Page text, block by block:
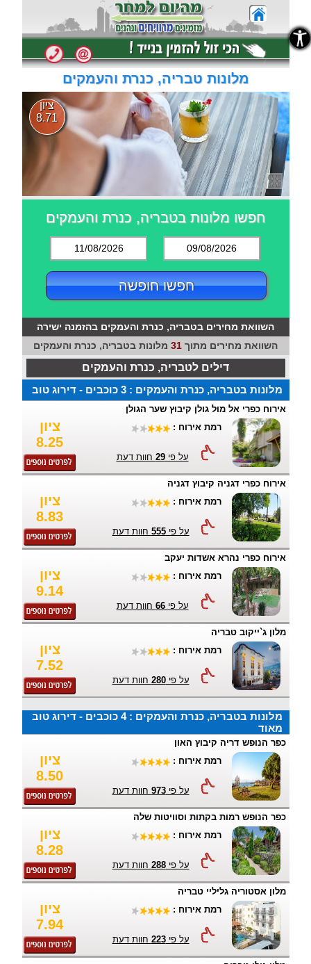
מלונות טבריה, כנרת והעמקים
ציון
8.71
חפשו מלונות בטבריה, כנרת והעמקים
11/08/2026 09/08/2026
חפשו חופשה
השוואת מחירים בטבריה, כנרת והעמקים בהזמנה ישירה
השוואת מחירים מתוך 31 מלונות בטבריה, כנרת והעמקים
דילים לטבריה, כנרת והעמקים
מלונות בטבריה, כנרת והעמקים : 3 כוכבים - דירוג טוב
אירוח כפרי אל מול גולן קיבוץ שער הגולן
ציון
8.25
רמת אירוח :
על פי29 חוות דעת
אירוח כפרי דגניה קיבוץ דגניה
ציון
8.83
רמת אירוח :
על פי555 חוות דעת
אירוח כפרי נהרא אשדות יעקב
ציון
9.14
רמת אירוח :
על פי66 חוות דעת
מלון ג`ייקוב טבריה
ציון
7.52
רמת אירוח :
על פי280 חוות דעת
מלונות בטבריה, כנרת והעמקים : 4 כוכבים - דירוג טוב
מאוד
כפר הנופש דריה קיבוץ האון
ציון
8.50
רמת אירוח :
על פי973 חוות דעת
כפר הנופש רמות בקתות וסוויטות שלה
ציון
8.28
רמת אירוח :
על פי288 חוות דעת
מלון אסטוריה גליליי טבריה
ציון
7.94
רמת אירוח :
על פי223 חוות דעת
נגישות
נגישות